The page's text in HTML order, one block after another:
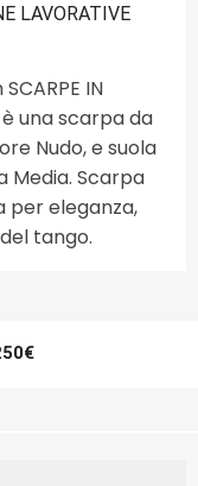
LAVORATIVE
IN
è una scarpa da
Nudo, e suola
Media. Scarpa
per eleganza,
tango.